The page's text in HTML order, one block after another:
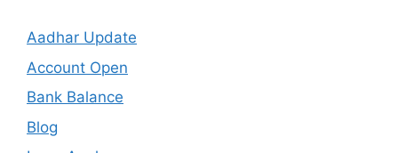
Aadhar Update
Account Open
Bank Balance
Blog